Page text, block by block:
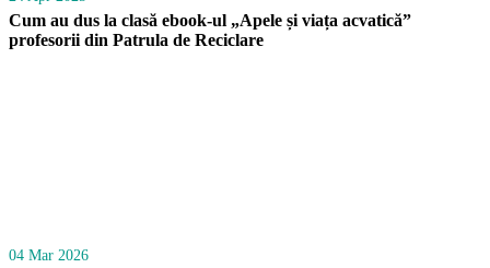
Cum au dus la clasă ebook-ul „Apele și viața acvatică”
profesorii din Patrula de Reciclare
04 Mar 2026